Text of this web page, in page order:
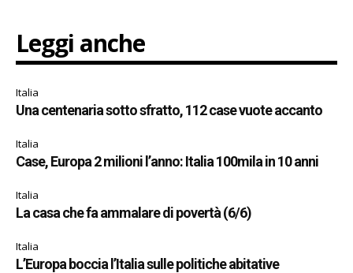
Leggi anche
Italia
Una centenaria sotto sfratto, 112 case vuote accanto
Italia
Case, Europa 2 milioni l’anno: Italia 100mila in 10 anni
Italia
La casa che fa ammalare di povertà (6/6)
Italia
L’Europa boccia l’Italia sulle politiche abitative